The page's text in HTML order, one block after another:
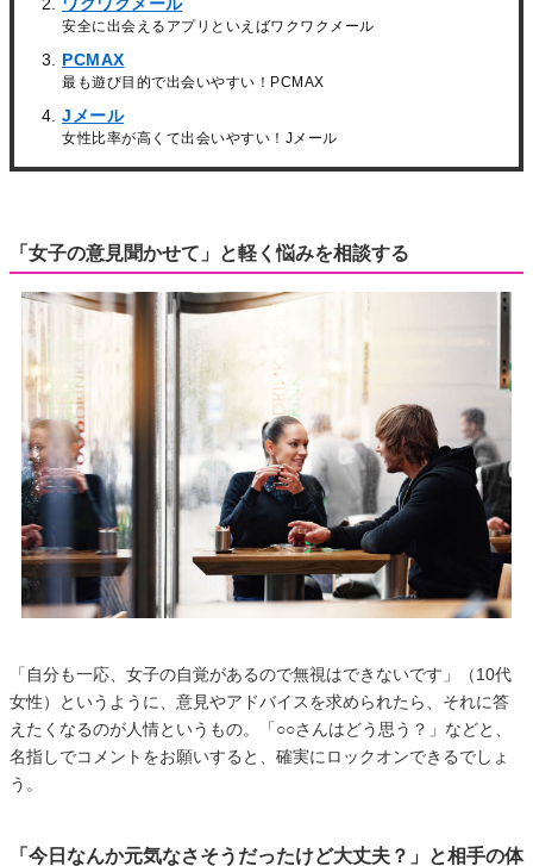
安全に出会えるアプリといえばワクワクメール
PCMAX
最も遊び目的で出会いやすい！PCMAX
Jメール
女性比率が高くて出会いやすい！Jメール
「女子の意見聞かせて」と軽く悩みを相談する
「自分も一応、女子の自覚があるので無視はできないです」（10代
女性）というように、意見やアドバイスを求められたら、それに答
えたくなるのが人情というもの。「○○さんはどう思う？」などと、
名指しでコメントをお願いすると、確実にロックオンできるでしょ
う。
「今日なんか元気なさそうだったけど大丈夫？」と相手の体